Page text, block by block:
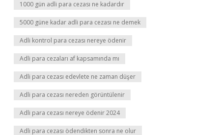
1000 gün adli para cezası ne kadardır
5000 güne kadar adli para cezası ne demek
Adli kontrol para cezası nereye ödenir
Adli para cezaları af kapsamında mı
Adli para cezası edevlete ne zaman düşer
Adli para cezası nereden görüntülenir
Adli para cezası nereye ödenir 2024
Adli para cezası ödendikten sonra ne olur